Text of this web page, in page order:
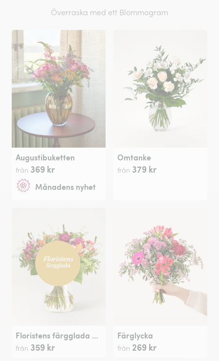
Överraska med ett Blommogram
Augustibuketten
från 369 kr
Månadens nyhet
Omtanke
från 379 kr
Floristens färgglada bukett
från 359 kr
Färglycka
från 269 kr